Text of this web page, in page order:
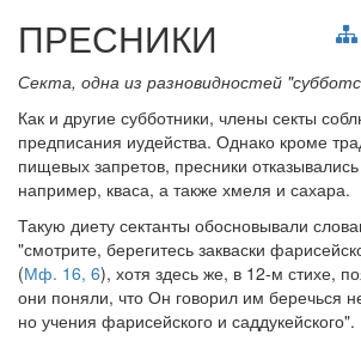
Галерея
Ссылки
Религиозные учения и секты, справочник
8 августа
Св. Доминик, священник
см. календарь
ПРЕСНИКИ
Секта, одна из разновидностей
Как и другие субботники, члены секты
предписания иудейства. Однако кроме
пищевых запретов, пресники отказывались
например, кваса, а также хмеля и сахара.
Такую диету сектанты обосновывали
"смотрите, берегитесь закваски
(Мф. 16, 6), хотя здесь же, в 12-м стихе,
они поняли, что Он говорил им беречься
но учения фарисейского и саддукейского".